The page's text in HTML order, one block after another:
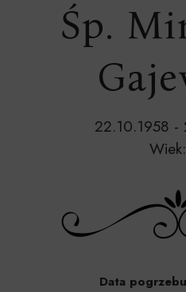
Śp.
22.10.1958
Data